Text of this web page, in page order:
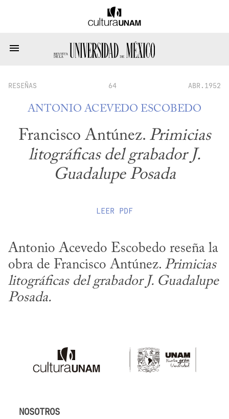
RESEÑAS 64 ABR.1952
ANTONIO ACEVEDO ESCOBEDO
Francisco Antúnez. Primicias
litográficas del grabador J.
Guadalupe Posada
LEER PDF
Antonio Acevedo Escobedo reseña la
obra de Francisco Antúnez. Primicias
litográficas del grabador J. Guadalupe
Posada.
NOSOTROS